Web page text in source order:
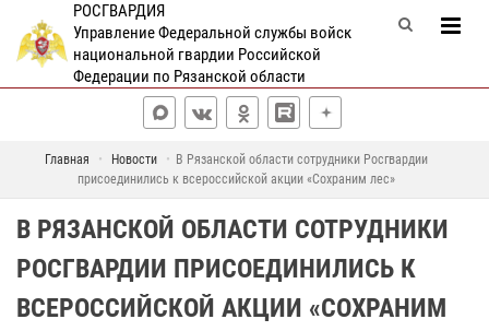
РОСГВАРДИЯ
Управление Федеральной службы войск
национальной гвардии Российской
Федерации по Рязанской области
Главная Новости
В Рязанской области сотрудники Росгвардии
присоединились к всероссийской акции «Сохраним лес»
В РЯЗАНСКОЙ ОБЛАСТИ СОТРУДНИКИ
РОСГВАРДИИ ПРИСОЕДИНИЛИСЬ К
ВСЕРОССИЙСКОЙ АКЦИИ «СОХРАНИМ